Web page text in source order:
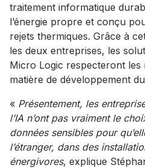
traitement informatique
l’énergie propre et conçu
rejets thermiques. Grâce à
les deux entreprises, les
Micro Logic respecteront les
matière de développement
« Présentement, les
l’IA n’ont pas vraiment le
données sensibles pour
l’étranger, dans des
énergivores, explique